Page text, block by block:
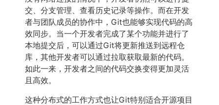
交、分支管理、查看历史记录等操作。而在开发
者与团队成员的协作中，Git也能够实现代码的高
效同步。当一个开发者完成了某个功能并进行了
本地提交后，可以通过Git将更新推送到远程仓
库，其他开发者可以通过拉取获取最新的代码。
如此一来，开发者之间的代码交换变得更加灵活
且高效。
这种分布式的工作方式也让Git特别适合开源项目